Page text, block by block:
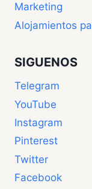
Marketing
Alojamientos
SIGUENOS
Telegram
YouTube
Instagram
Pinterest
Twitter
Facebook